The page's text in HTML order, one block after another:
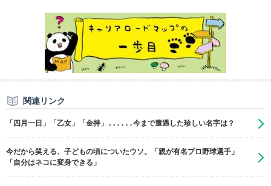
関連リンク
「四月一日」「乙女」「金持」......今まで遭遇した珍しい名字は？
今だから笑える、子どもの頃についたウソ。「親が有名プロ野球選手」
「自分はネコに変身できる」